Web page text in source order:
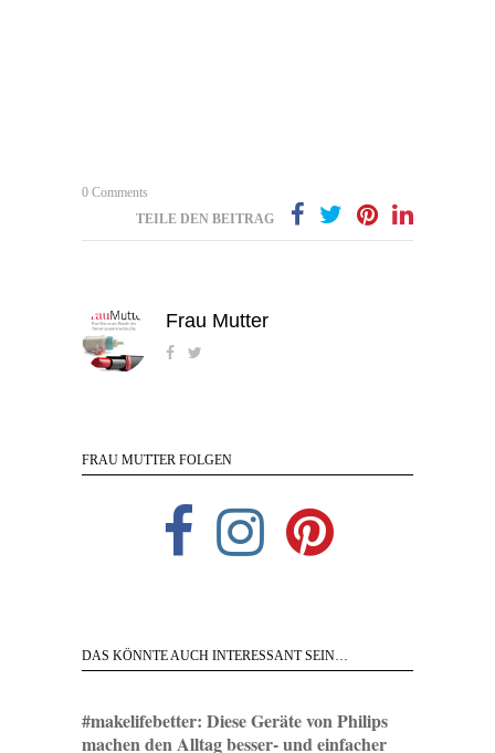
0 Comments
TEILE DEN BEITRAG
Frau Mutter
FRAU MUTTER FOLGEN
DAS KÖNNTE AUCH INTERESSANT SEIN…
#makelifebetter: Diese Geräte von Philips
machen den Alltag besser- und einfacher